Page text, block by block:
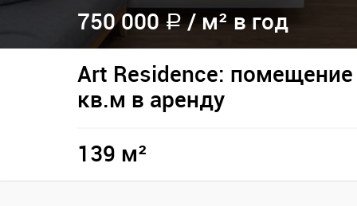
750 000a /м² в год
Art Residence:
кв.м в аренду
139 м²